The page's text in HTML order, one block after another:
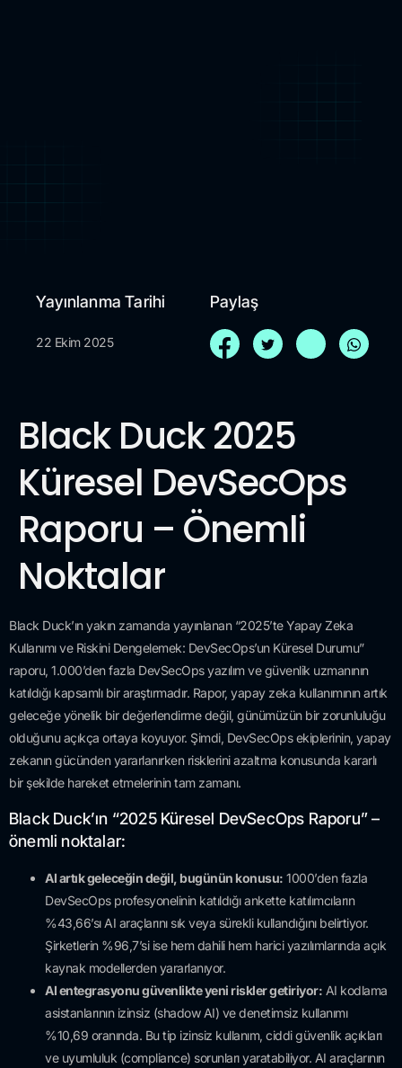
Yayınlanma Tarihi
22 Ekim 2025
Paylaş
Black Duck 2025
Küresel DevSecOps
Raporu – Önemli
Noktalar
Black Duck’ın yakın zamanda yayınlanan “2025’te Yapay Zeka
Kullanımı ve Riskini Dengelemek: DevSecOps’un Küresel Durumu”
raporu, 1.000’den fazla DevSecOps yazılım ve güvenlik uzmanının
katıldığı kapsamlı bir araştırmadır. Rapor, yapay zeka kullanımının artık
geleceğe yönelik bir değerlendirme değil, günümüzün bir zorunluluğu
olduğunu açıkça ortaya koyuyor. Şimdi, DevSecOps ekiplerinin, yapay
zekanın gücünden yararlanırken risklerini azaltma konusunda kararlı
bir şekilde hareket etmelerinin tam zamanı.
Black Duck’ın “2025 Küresel DevSecOps Raporu” –
önemli noktalar:
AI artık geleceğin değil, bugünün konusu: 1000’den fazla
DevSecOps profesyonelinin katıldığı ankette katılımcıların
%43,66’sı AI araçlarını sık veya sürekli kullandığını belirtiyor.
Şirketlerin %96,7’si ise hem dahili hem harici yazılımlarında açık
kaynak modellerden yararlanıyor.
AI entegrasyonu güvenlikte yeni riskler getiriyor: AI kodlama
asistanlarının izinsiz (shadow AI) ve denetimsiz kullanımı
%10,69 oranında. Bu tip izinsiz kullanım, ciddi güvenlik açıkları
ve uyumluluk (compliance) sorunları yaratabiliyor. AI araçlarının